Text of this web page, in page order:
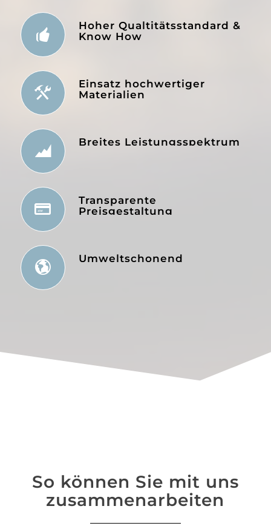
Hoher Qualtitätsstandard &
Know How
Einsatz hochwertiger
Materialien
Breites Leistungsspektrum
Transparente
Preisgestaltung
Umweltschonend
So können Sie mit uns
zusammenarbeiten